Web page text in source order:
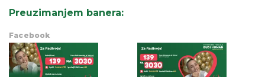
Preuzimanjem banera:
Facebook